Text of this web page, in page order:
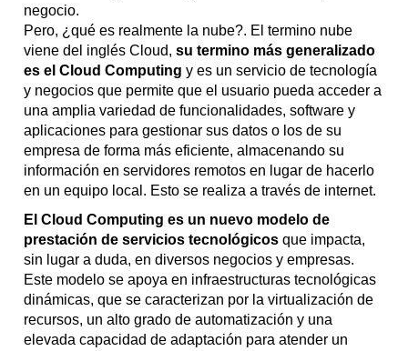
negocio.
Pero, ¿qué es realmente la nube?. El termino nube
viene del inglés Cloud,su termino más generalizado
es el Cloud Computing y es un servicio de tecnología
y negocios que permite que el usuario pueda acceder a
una amplia variedad de funcionalidades, software y
aplicaciones para gestionar sus datos o los de su
empresa de forma más eficiente, almacenando su
información en servidores remotos en lugar de hacerlo
en un equipo local. Esto se realiza a través de internet.
El Cloud Computing es un nuevo modelo de
prestación de servicios tecnológicos que impacta,
sin lugar a duda, en diversos negocios y empresas.
Este modelo se apoya en infraestructuras tecnológicas
dinámicas, que se caracterizan por la virtualización de
recursos, un alto grado de automatización y una
elevada capacidad de adaptación para atender un